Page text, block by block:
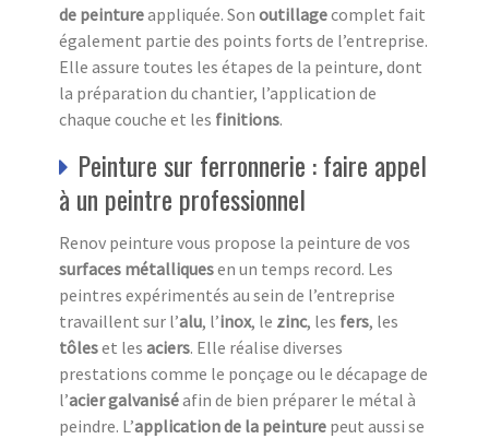
de peintureappliquée. Son outillagecomplet fait
également partie des points forts de l’entreprise.
Elle assure toutes les étapes de la peinture, dont
la préparation du chantier, l’application de
chaque couche et les finitions.
Peinture sur ferronnerie : faire appel
à un peintre professionnel
Renov peinture vous propose la peinture de vos
surfaces métalliquesen un temps record. Les
peintres expérimentés au sein de l’entreprise
travaillent sur l’alu, l’inox, le zinc, les fers, les
tôleset les aciers. Elle réalise diverses
prestations comme le ponçage ou le décapage de
l’acier galvaniséafin de bien préparer le métal à
peindre. L’application de la peinture peut aussi se